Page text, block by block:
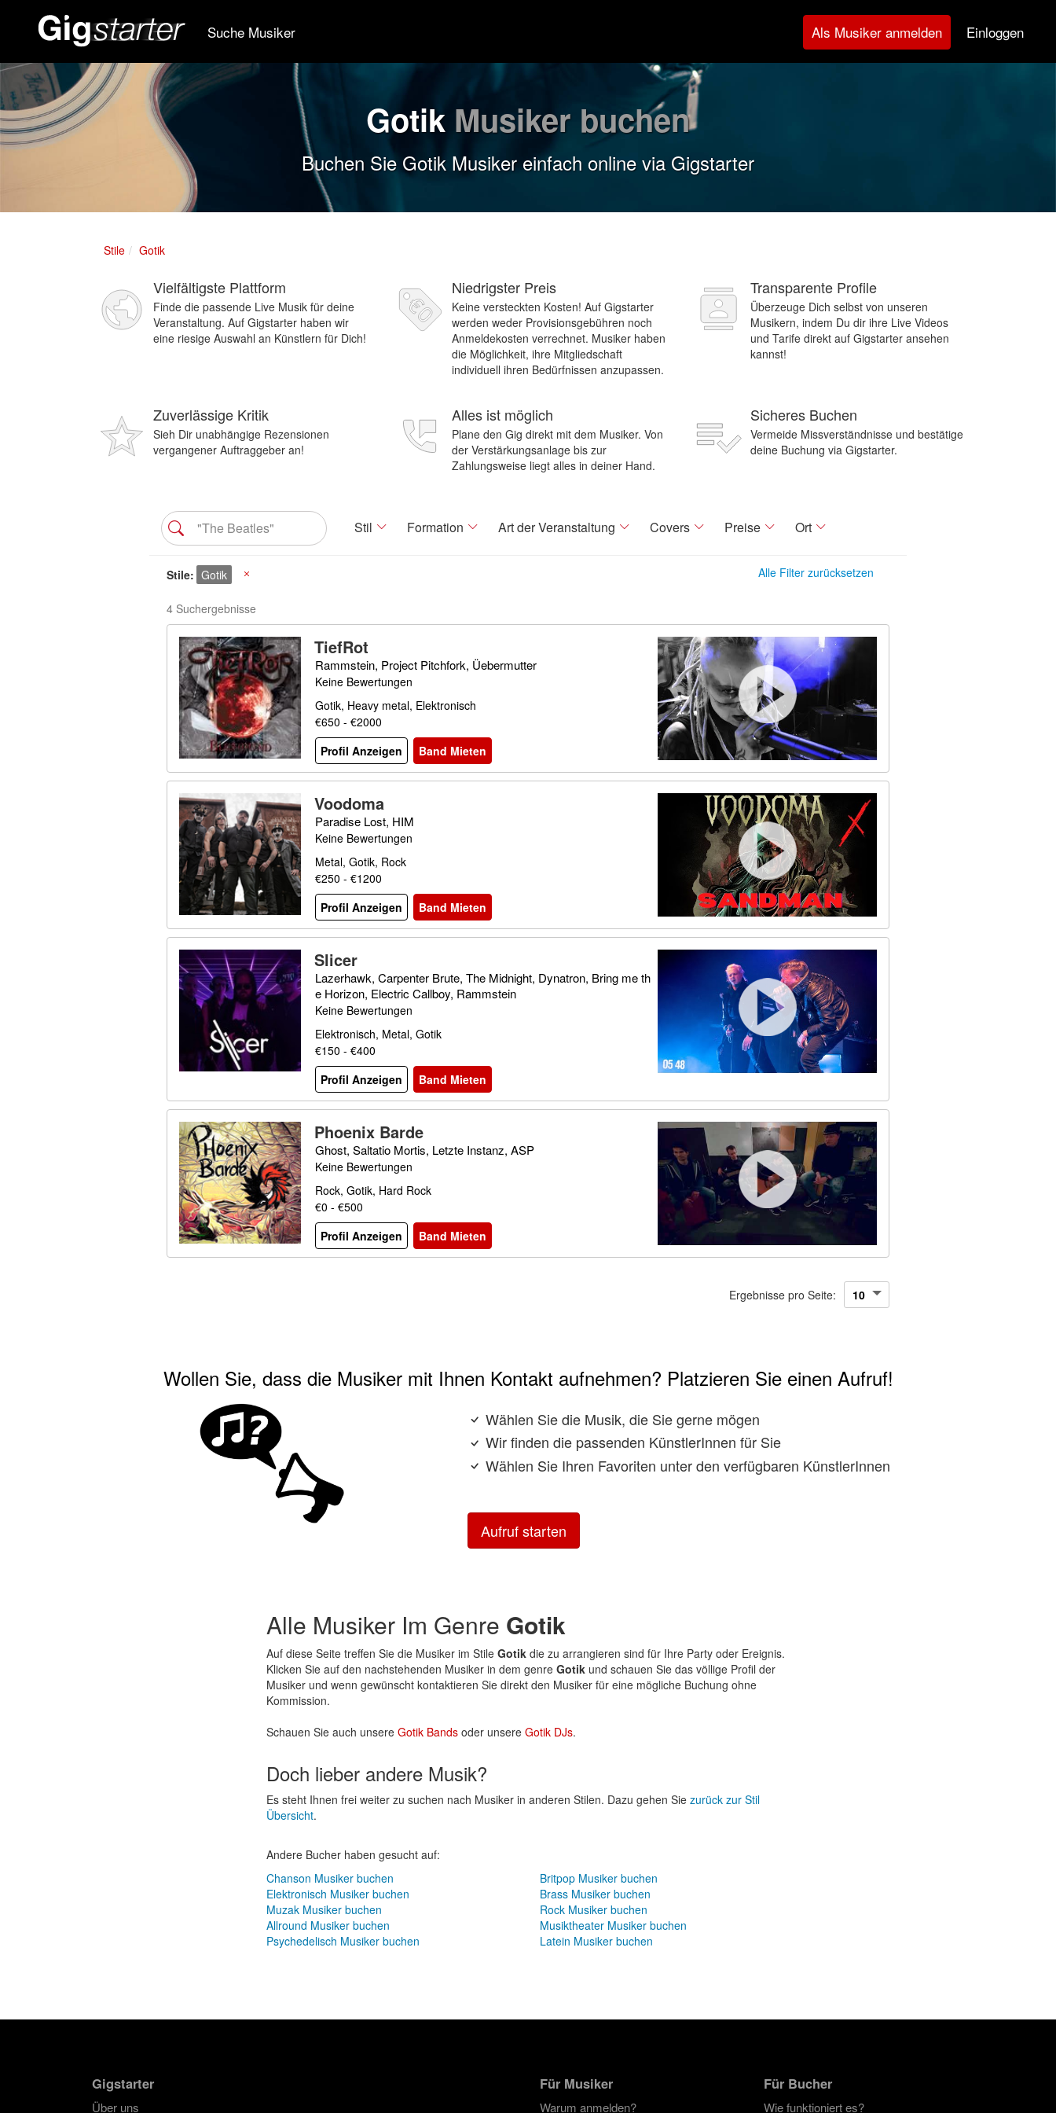
Suche Musiker Als Musiker anmelden Einloggen
Gotik Musiker buchen
Buchen Sie Gotik Musiker einfach online via Gigstarter
Stile Gotik
Vielfältigste Plattform
Finde die passende Live Musik für deine
Veranstaltung. Auf Gigstarter haben wir
eine riesige Auswahl an Künstlern für Dich!
Niedrigster Preis
Keine versteckten Kosten! Auf Gigstarter
werden weder Provisionsgebühren noch
Anmeldekosten verrechnet. Musiker haben
die Möglichkeit, ihre Mitgliedschaft
individuell ihren Bedürfnissen anzupassen.
Transparente Profile
Überzeuge Dich selbst von unseren
Musikern, indem Du dir ihre Live Videos
und Tarife direkt auf Gigstarter ansehen
kannst!
Zuverlässige Kritik
Sieh Dir unabhängige Rezensionen
vergangener Auftraggeber an!
Alles ist möglich
Plane den Gig direkt mit dem Musiker. Von
der Verstärkungsanlage bis zur
Zahlungsweise liegt alles in deiner Hand.
Sicheres Buchen
Vermeide Missverständnisse und bestätige
deine Buchung via Gigstarter.
Stil Formation Art der Veranstaltung Covers Preise Ort
Alle Filter zurücksetzen
Stile Gotik
4 Suchergebnisse
TiefRot
Rammstein, Project Pitchfork, Üebermutter
Keine Bewertungen
Gotik, Heavy metal, Elektronisch
€650 - €2000
Profil Anzeigen
Band Mieten
Voodoma
Paradise Lost, HIM
Keine Bewertungen
Metal, Gotik, Rock
€250 - €1200
Profil Anzeigen
Band Mieten
Slicer
Lazerhawk, Carpenter Brute, The Midnight, Dynatron, Bring me th
e Horizon, Electric Callboy, Rammstein
Keine Bewertungen
Elektronisch, Metal, Gotik
€150 - €400
Profil Anzeigen
Band Mieten
Phoenix Barde
Ghost, Saltatio Mortis, Letzte Instanz, ASP
Keine Bewertungen
Rock, Gotik, Hard Rock
€0 - €500
Profil Anzeigen
Band Mieten
Ergebnisse pro Seite:
Wollen Sie, dass die Musiker mit Ihnen Kontakt aufnehmen? Platzieren Sie einen Aufruf!
Wählen Sie die Musik, die Sie gerne mögen
Wir finden die passenden KünstlerInnen für Sie
Wählen Sie Ihren Favoriten unter den verfügbaren KünstlerInnen
Aufruf starten
Alle Musiker Im Genre Gotik
Auf diese Seite treffen Sie die Musiker im Stile Gotik die zu arrangieren sind für Ihre Party oder Ereignis.
Klicken Sie auf den nachstehenden Musiker in dem genre Gotik und schauen Sie das völlige Profil der
Musiker und wenn gewünscht kontaktieren Sie direkt den Musiker für eine mögliche Buchung ohne
Kommission.
Schauen Sie auch unsere Gotik Bands oder unsere Gotik DJs.
Doch lieber andere Musik?
Es steht Ihnen frei weiter zu suchen nach Musiker in anderen Stilen. Dazu gehen Sie zurück zur Stil
Übersicht.
Andere Bucher haben gesucht auf:
Chanson Musiker buchen
Elektronisch Musiker buchen
Muzak Musiker buchen
Allround Musiker buchen
Psychedelisch Musiker buchen
Britpop Musiker buchen
Brass Musiker buchen
Rock Musiker buchen
Musiktheater Musiker buchen
Latein Musiker buchen
Für Musiker
Warum anmelden?
Für Bucher
Wie funktioniert es?
Gigstarter
Über uns